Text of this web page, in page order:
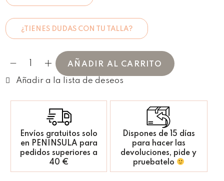
¿TIENES DUDAS CON TU TALLA?
AÑADIR AL CARRITO
Envíos gratuitos solo
en PENINSULA para
pedidos superiores a
40 €
Dispones de 15 días
para hacer las
devoluciones, pide y
pruebatelo